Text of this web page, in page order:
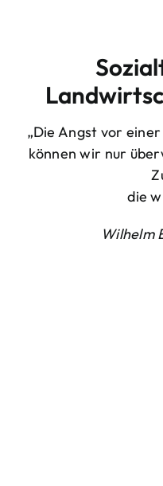
„Die Angst vor
können wir nur
die
Wilhelm